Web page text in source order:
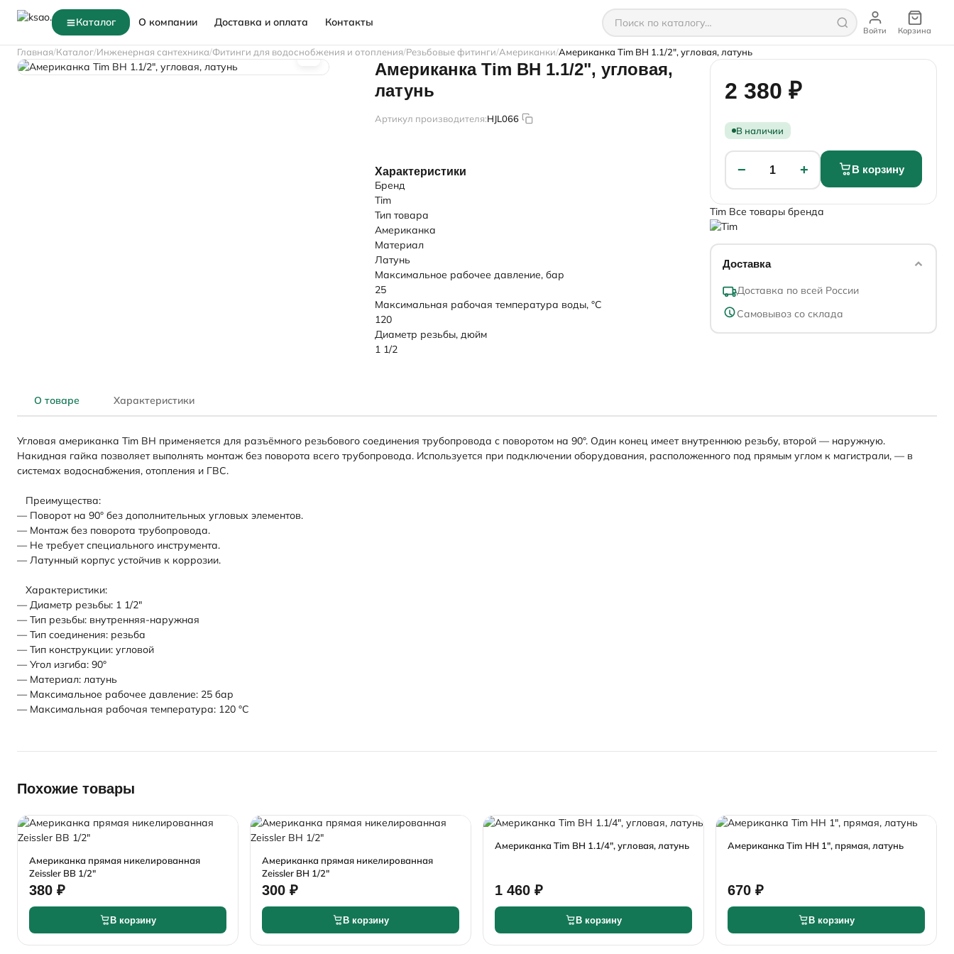
Каталог О компании Доставка и оплата Контакты
Войти Корзина
Главная Каталог Инженерная сантехника Фитинги для водоснобжения и отопления Резьбовые фитинги Американки Американка Tim ВН 1.1/2", угловая, латунь
Американка Tim ВН 1.1/2", угловая,
латунь
Артикул производителя:HJL066
2 380 ₽
В наличии
− 1 + В корзину
Tim Все товары бренда
Доставка
Доставка по всей России
Самовывоз со склада
Характеристики
Бренд
Tim
Тип товара
Американка
Материал
Латунь
Максимальное рабочее давление, бар
25
Максимальная рабочая температура воды, °C
120
Диаметр резьбы, дюйм
1 1/2
О товаре Характеристики
Угловая американка Tim ВН применяется для разъёмного резьбового соединения трубопровода с поворотом на 90°. Один конец имеет внутреннюю резьбу, второй — наружную.
Накидная гайка позволяет выполнять монтаж без поворота всего трубопровода. Используется при подключении оборудования, расположенного под прямым углом к магистрали, — в
системах водоснабжения, отопления и ГВС.
Преимущества:
— Поворот на 90° без дополнительных угловых элементов.
— Монтаж без поворота трубопровода.
— Не требует специального инструмента.
— Латунный корпус устойчив к коррозии.
Характеристики:
— Диаметр резьбы: 1 1/2"
— Тип резьбы: внутренняя-наружная
— Тип соединения: резьба
— Тип конструкции: угловой
— Угол изгиба: 90°
— Материал: латунь
— Максимальное рабочее давление: 25 бар
— Максимальная рабочая температура: 120 °С
Похожие товары
Американка прямая никелированная
Zeissler ВВ 1/2"
380 ₽
В корзину
Американка прямая никелированная
Zeissler ВН 1/2"
300 ₽
В корзину
Американка Tim ВН 1.1/4", угловая, латунь
1 460 ₽
В корзину
Американка Tim НН 1", прямая, латунь
670 ₽
В корзину